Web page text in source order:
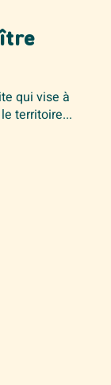
qui vise à
territoire...